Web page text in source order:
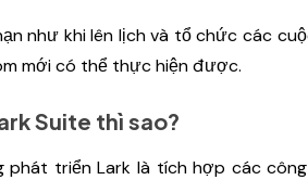
như khi lên lịch và tổ chức các
mới có thể thực hiện được.
Suite thì sao?
phát triển Lark là tích hợp các